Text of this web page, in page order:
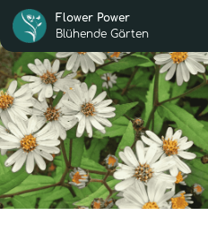
Flower Power
Blühende Gärten